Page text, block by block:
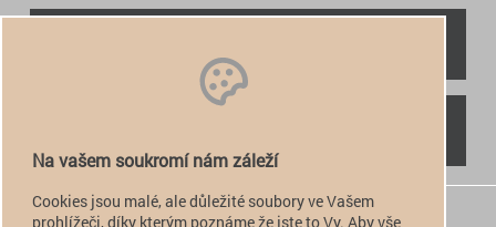
 +420 774 949 776
Na vašem soukromí nám záleží
Cookies jsou malé, ale důležité soubory ve Vašem
prohlížeči, díky kterým poznáme že jste to Vy. Aby vše